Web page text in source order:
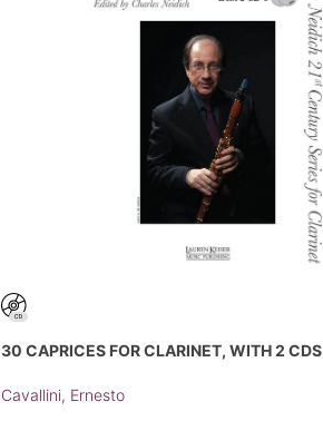
30 CAPRICES FOR CLARINET, WITH 2 CDS
Cavallini, Ernesto